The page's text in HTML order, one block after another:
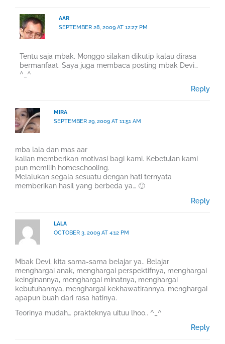
AAR
SEPTEMBER 28, 2009 AT 12:27 PM
Tentu saja mbak. Monggo silakan dikutip kalau dirasa
bermanfaat. Saya juga membaca posting mbak Devi…
^_^
Reply
MIRA
SEPTEMBER 29, 2009 AT 11:51 AM
mba lala dan mas aar
kalian memberikan motivasi bagi kami. Kebetulan kami
pun memilih homeschooling.
Melalukan segala sesuatu dengan hati ternyata
memberikan hasil yang berbeda ya… 🙂
Reply
LALA
OCTOBER 3, 2009 AT 4:12 PM
Mbak Devi, kita sama-sama belajar ya.. Belajar
menghargai anak, menghargai perspektifnya, menghargai
keinginannya, menghargai minatnya, menghargai
kebutuhannya, menghargai kekhawatirannya, menghargai
apapun buah dari rasa hatinya.
Teorinya mudah… prakteknya uituu lhoo.. ^_^
Reply